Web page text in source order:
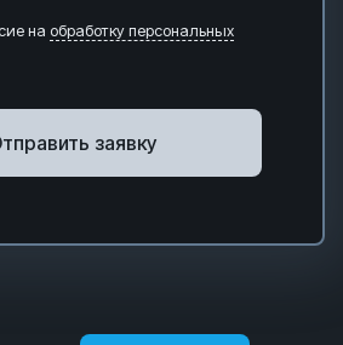
на обработку персональных
заявку